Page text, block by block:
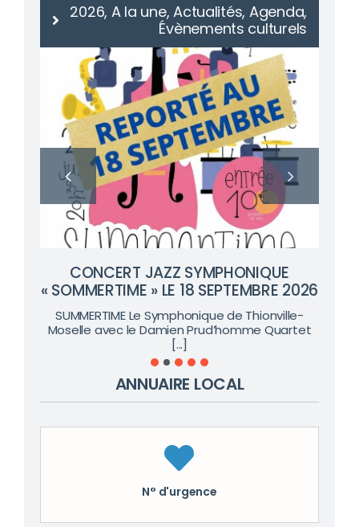
2026, A la une, Actualités, Agenda,
Évènements culturels
CONCERT JAZZ SYMPHONIQUE
« SOMMERTIME » LE 18 SEPTEMBRE 2026
SUMMERTIME Le Symphonique de Thionville-
Moselle avec le Damien Prud’homme Quartet
[...]
ANNUAIRE LOCAL
N° d'urgence